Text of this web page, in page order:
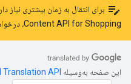
edit_note برای انتقال به زمان بیشتری نیاز
Content API for Shopping،
این صفحه به‌وسیله